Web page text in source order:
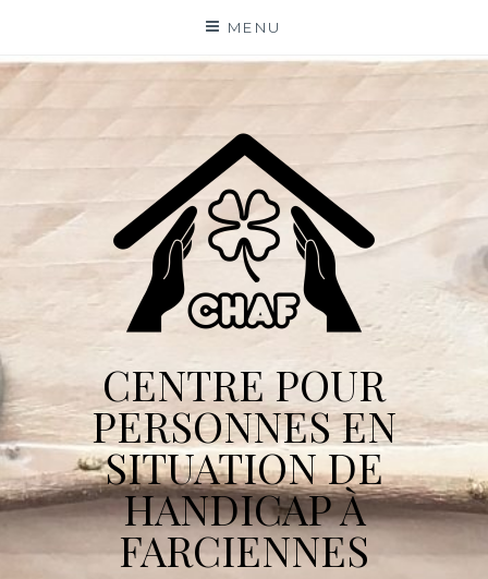
content
MENU
CENTRE POUR
PERSONNES EN
SITUATION DE
HANDICAP À
FARCIENNES